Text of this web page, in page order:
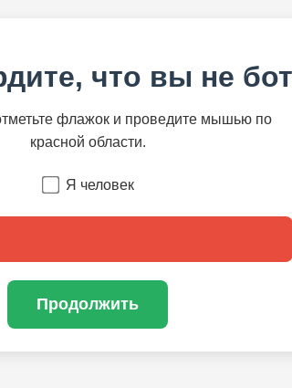
что вы не бот
флажок и проведите мышью по
красной области.
Я человек
Продолжить